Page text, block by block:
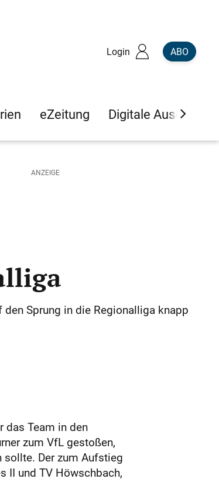
Login ABO
eZeitung Digitale Ausgaben
Sprung in die Regionalliga knapp
das Team in den
zum VfL gestoßen,
Der zum Aufstieg
II und TV Höwschbach,